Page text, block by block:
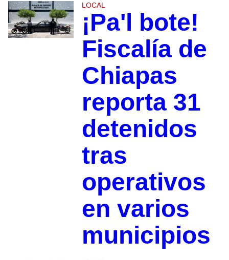
LOCAL
¡Pa'l bote!
Fiscalía de
Chiapas
reporta 31
detenidos
tras
operativos
en varios
municipios